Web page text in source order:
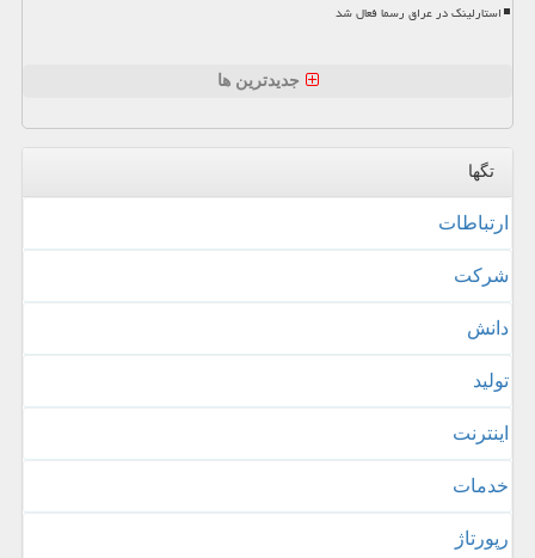
استارلینک در عراق رسما فعال شد
جدیدترین ها
تگها
ارتباطات
شركت
دانش
تولید
اینترنت
خدمات
رپورتاژ